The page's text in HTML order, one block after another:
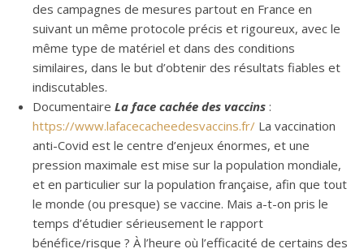
des campagnes de mesures partout en France en
suivant un même protocole précis et rigoureux, avec le
même type de matériel et dans des conditions
similaires, dans le but d’obtenir des résultats fiables et
indiscutables.
Documentaire La face cachée des vaccins :
https://www.lafacecacheedesvaccins.fr/ La vaccination
anti-Covid est le centre d’enjeux énormes, et une
pression maximale est mise sur la population mondiale,
et en particulier sur la population française, afin que tout
le monde (ou presque) se vaccine. Mais a-t-on pris le
temps d’étudier sérieusement le rapport
bénéfice/risque ? À l’heure où l’efficacité de certains des